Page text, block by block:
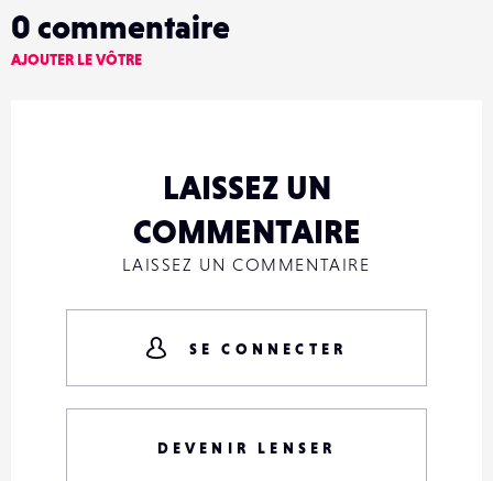
0 commentaire
AJOUTER LE VÔTRE
LAISSEZ UN
COMMENTAIRE
LAISSEZ UN COMMENTAIRE
SE CONNECTER
DEVENIR LENSER